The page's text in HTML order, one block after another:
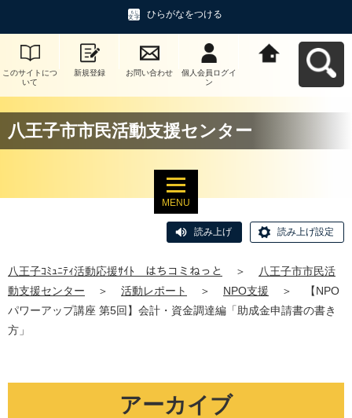
ひらがなをつける
このサイトにつ
いて
新規登録 お問い合わせ
個人会員ログイ
ン
八王子市市民活動支援センター
MENU
読み上げ 読み上げ設定
八王子ｺﾐｭﾆﾃｨ活動応援ｻｲﾄ はちコミねっと ＞
八王子市市民活
動支援センター
＞ 活動レポート ＞ NPO支援 ＞
【NPO
パワーアップ講座 第5回】会計・資金調達編「助成金申請書の書き
方」
アーカイブ